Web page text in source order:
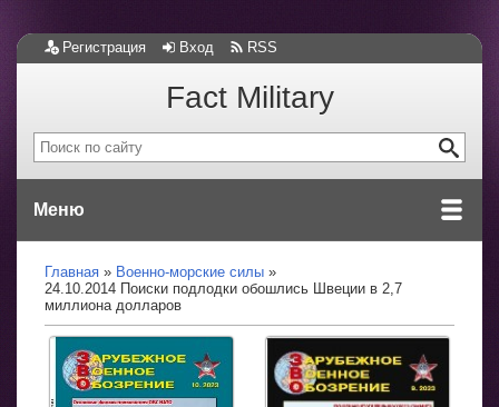
Регистрация Вход RSS
Fact Military
Меню
Главная
Военно-морские силы
24.10.2014 Поиски подлодки обошлись Швеции в 2,7
миллиона долларов